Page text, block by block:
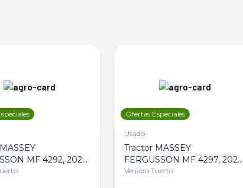
MF 4292, 2020,
Ofertas Especiales
Usado
Tractor MASSEY
FERGUSSON MF 4297, 2020,
4WD, PATON
Venado Tuerto